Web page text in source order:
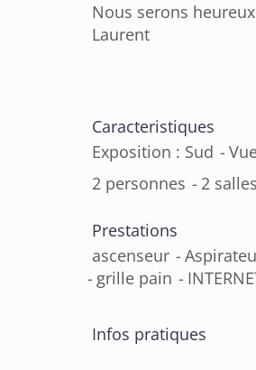
Nous serons
Laurent
Caracteristiques
Exposition : Sud
2 personnes
2
Prestations
ascenseur
grille pain
Infos pratiques